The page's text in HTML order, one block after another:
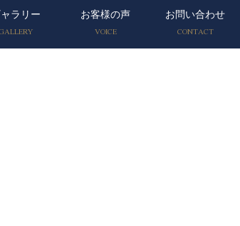
ラリー お客様の声
VOICE
お問い合わせ
CONTACT